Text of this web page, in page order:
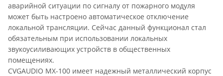
аварийной ситуации по сигналу от пожарного модуля
может быть настроено автоматическое отключение
локальной трансляции. Сейчас данный функционал стал
обязательным при использовании локальных
звукоусиливающих устройств в общественных
помещениях.
CVGAUDIO MX-100 имеет надежный металлический корпус